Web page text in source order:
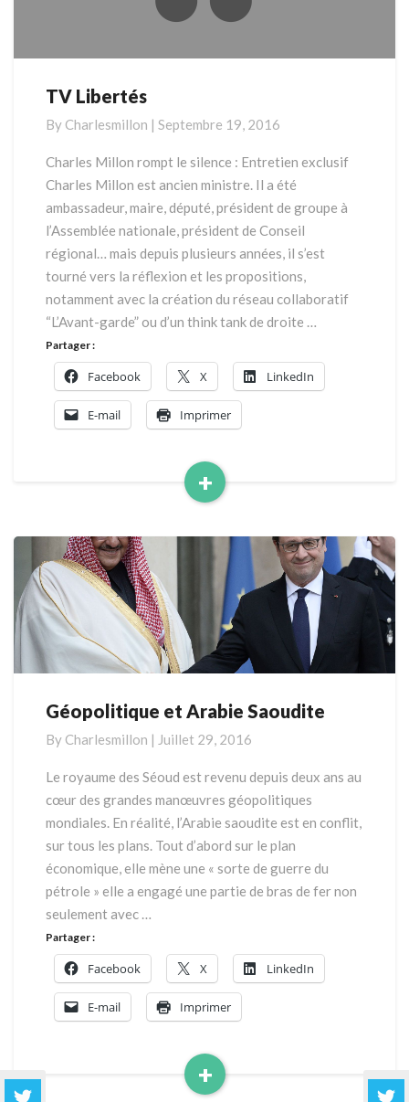
TV
TV Libertés
By Charlesmillon | Septembre 19, 2016
Charles Millon rompt le silence : Entretien exclusif
Charles Millon est ancien ministre. Il a été
ambassadeur, maire, député, président de groupe à
l’Assemblée nationale, président de Conseil
régional… mais depuis plusieurs années, il s’est
tourné vers la réflexion et les propositions,
notamment avec la création du réseau collaboratif
“L’Avant-garde” ou d’un think tank de droite …
+
Read
Partager :
Facebook X LinkedIn
E-mail Imprimer
Géopolitique
Arabie
Saoudite
Géopolitique et Arabie Saoudite
By Charlesmillon | Juillet 29, 2016
Le royaume des Séoud est revenu depuis deux ans au
cœur des grandes manœuvres géopolitiques
mondiales. En réalité, l’Arabie saoudite est en conflit,
sur tous les plans. Tout d’abord sur le plan
économique, elle mène une « sorte de guerre du
pétrole » elle a engagé une partie de bras de fer non
seulement avec …
+
Read
Partager :
Facebook X LinkedIn
E-mail Imprimer